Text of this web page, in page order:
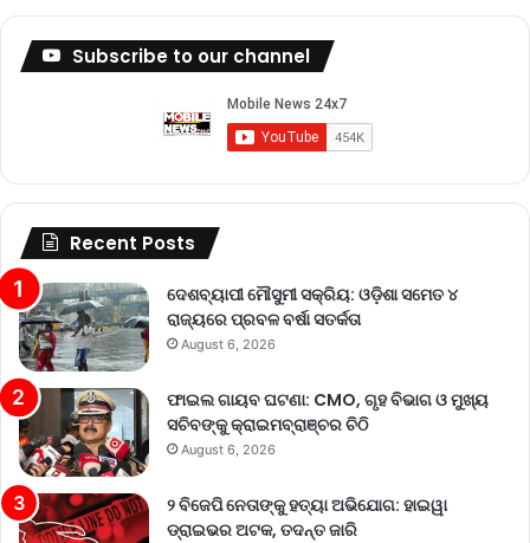
Subscribe to our channel
Recent Posts
ଦେଶବ୍ୟାପୀ ମୌସୁମୀ ସକ୍ରିୟ: ଓଡ଼ିଶା ସମେତ ୪
ରାଜ୍ୟରେ ପ୍ରବଳ ବର୍ଷା ସତର୍କତା
August 6, 2026
ଫାଇଲ ଗାୟବ ଘଟଣା: CMO, ଗୃହ ବିଭାଗ ଓ ମୁଖ୍ୟ
ସଚିବଙ୍କୁ କ୍ରାଇମବ୍ରାଞ୍ଚର ଚିଠି
August 6, 2026
୨ ବିଜେପି ନେତାଙ୍କୁ ହତ୍ୟା ଅଭିଯୋଗ: ହାଇୱା
ଡ୍ରାଇଭର ଅଟକ, ତଦନ୍ତ ଜାରି